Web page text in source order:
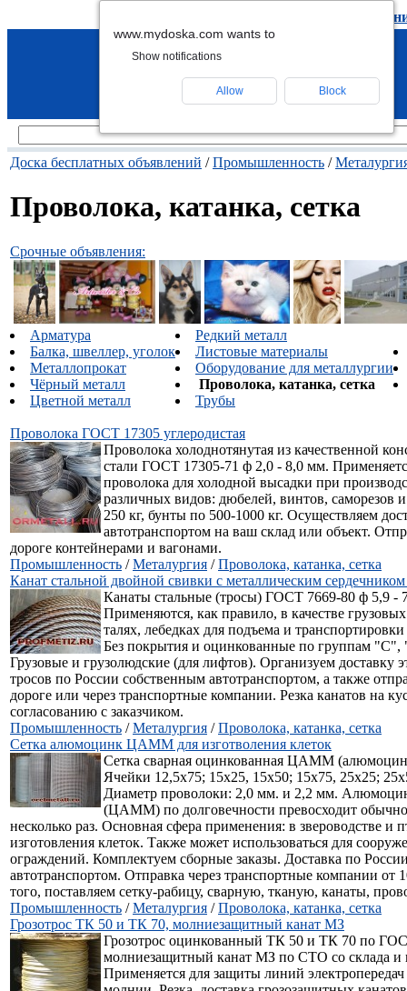
удалить
Доска бесплатных объявлений /Промышленность /
Проволока, катанка, сетка
Срочные объявления:
Арматура
Балка, швеллер, уголок
Металлопрокат
Чёрный металл
Цветной металл
Редкий металл
Листовые материалы
Оборудование для металлургии
Проволока, катанка, сетка
Трубы
Проволока ГОСТ 17305 углеродистая
Проволока холоднотянутая из качественной
стали ГОСТ 17305-71 ф 2,0 - 8,0 мм.
проволока для холодной высадки при
различных видов: дюбелей, винтов, саморезов
250 кг, бунты по 500-1000 кг. Осуществляем
автотранспортом на ваш склад или объект.
дороге контейнерами и вагонами.
Промышленность /Металургия /Проволока, катанка, сетка
Канат стальной двойной свивки с металлическим
Канаты стальные (тросы) ГОСТ 7669-80 ф 5,9 -
Применяются, как правило, в качестве
талях, лебедках для подъема и
Без покрытия и оцинкованные по группам
Грузовые и грузолюдские (для лифтов). Организуем доставку
тросов по России собственным автотранспортом, а также
дороге или через транспортные компании. Резка канатов на
согласованию с заказчиком.
Промышленность /Металургия /Проволока, катанка, сетка
Сетка алюмоцинк ЦАММ для изготволения клеток
Сетка сварная оцинкованная ЦАММ
Ячейки 12,5х75; 15х25, 15х50; 15х75, 25х25;
Диаметр проволоки: 2,0 мм. и 2,2 мм.
(ЦАММ) по долговечности превосходит
несколько раз. Основная сфера применения: в звероводстве и
изготовления клеток. Также может использоваться для
ограждений. Комплектуем сборные заказы. Доставка по
автотранспортом. Отправка через транспортные компании от
того, поставляем сетку-рабицу, сварную, тканую, канаты,
Промышленность /Металургия /Проволока, катанка, сетка
Грозотрос ТК 50 и ТК 70, молниезащитный канат МЗ
Грозотрос оцинкованный ТК 50 и ТК 70 по
молниезащитный канат МЗ по СТО со склада и
Применяется для защиты линий электропередач
www.mydoska.com wants to
Show notifications
Allow Block